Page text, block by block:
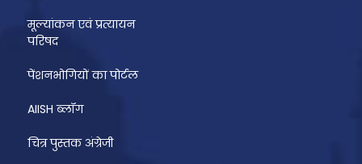
मूल्यांकन एवं प्रत्यायन
परिषद
पेंशनभोगियों का पोर्टल
AIISH ब्लॉग
चित्र पुस्तक अंग्रेजी